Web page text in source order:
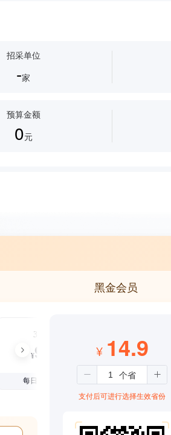
招采单位
-家
预算金额
0元
黑金会员
3个月
¥99
每日仅1.08元
¥ 14.9
支付后可进行选择生效省份